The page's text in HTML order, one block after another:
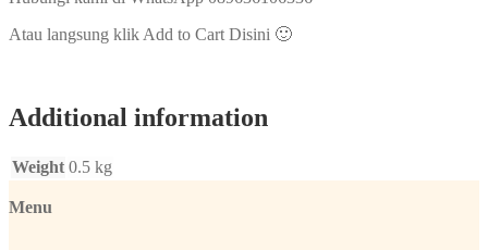
Atau langsung klik Add to Cart Disini 🙂
Additional information
Weight 0.5 kg
Menu